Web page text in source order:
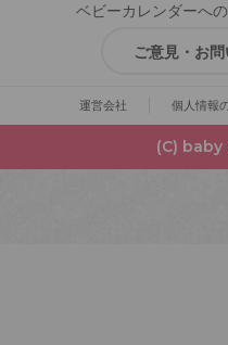
ベビーカレンダーへ
ご意見・お
運営会社 個人情報
(C)